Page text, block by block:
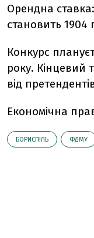
Орендна
становить
Конкурс
року. Кінцевий
від
Економічна
БОРИСПІЛЬ ФДМУ